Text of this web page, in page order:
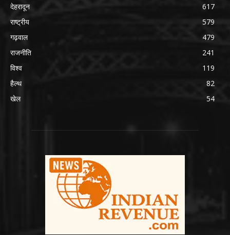
देहरादून
617
राष्ट्रीय
579
गढ़वाल
479
राजनीति
241
विश्व
119
हैल्थ
82
खेल
54